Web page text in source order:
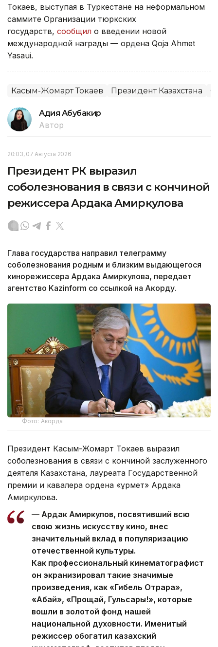
Токаев, выступая в Туркестане на неформальном
саммите Организации тюркских
государств, сообщил о введении новой
международной награды — ордена Qoja Ahmet
Yasaui.
Касым-Жомарт Токаев Президент Казахстана
Адия Абубакир
Автор
20:03, 07 Августа 2026
Президент РК выразил
соболезнования в связи с кончиной
режиссера Ардака Амиркулова
Глава государства направил телеграмму
соболезнования родным и близким выдающегося
кинорежиссера Ардака Амиркулова, передает
агентство Kazinform со ссылкой на Акорду.
Фото: Акорда
Президент Касым-Жомарт Токаев выразил
соболезнования в связи с кончиной заслуженного
деятеля Казахстана, лауреата Государственной
премии и кавалера ордена «Құрмет» Ардака
Амиркулова.
— Ардак Амиркулов, посвятивший всю
свою жизнь искусству кино, внес
значительный вклад в популяризацию
отечественной культуры.
Как профессиональный кинематографист
он экранизировал такие значимые
произведения, как «Гибель Отрара»,
«Абай», «Прощай, Гульсары!», которые
вошли в золотой фонд нашей
национальной духовности. Именитый
режиссер обогатил казахский